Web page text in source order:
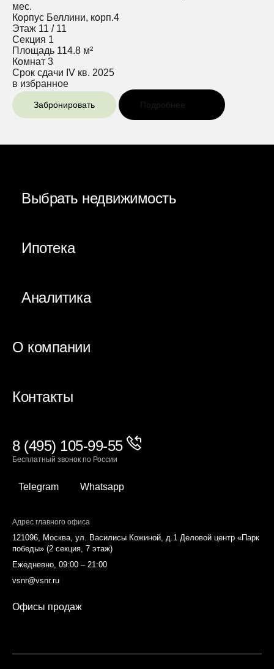
мес.
Корпус Беллини, корп.4
Этаж 11 / 11
Секция 1
Площадь 114.8 м²
Комнат 3
Срок сдачи IV кв. 2025
в избранное
Забронировать Подробнее
Выбрать недвижимость
Ипотека
Аналитика
О компании
Контакты
8 (495) 105-99-55
Бесплатный звонок по России
Telegram Whatsapp
Адрес главного офиса
121096, Москва, ул. Василисы Кожиной, д.1 Деловой центр «Парк
победы» (2 секция, 7 этаж)
Ежедневно, 09:00 – 21:00
vsnr@vsnr.ru
Офисы продаж